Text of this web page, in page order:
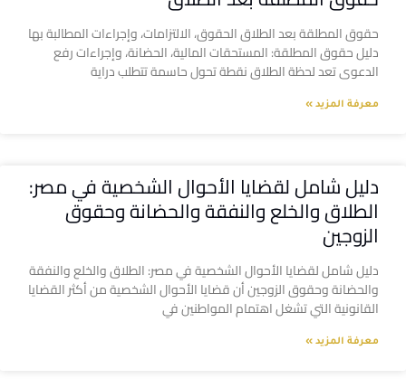
حقوق المطلقة بعد الطلاق الحقوق، الالتزامات، وإجراءات المطالبة بها
دليل حقوق المطلقة: المستحقات المالية، الحضانة، وإجراءات رفع
الدعوى تعد لحظة الطلاق نقطة تحول حاسمة تتطلب دراية
معرفة المزيد »
دليل شامل لقضايا الأحوال الشخصية في مصر:
الطلاق والخلع والنفقة والحضانة وحقوق
الزوجين
دليل شامل لقضايا الأحوال الشخصية في مصر: الطلاق والخلع والنفقة
والحضانة وحقوق الزوجين أن قضايا الأحوال الشخصية من أكثر القضايا
القانونية التي تشغل اهتمام المواطنين في
معرفة المزيد »